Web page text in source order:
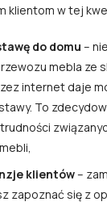
klientom w tej
do domu –
mebla ze
internet daje
To
klientów–
zapoznać się z